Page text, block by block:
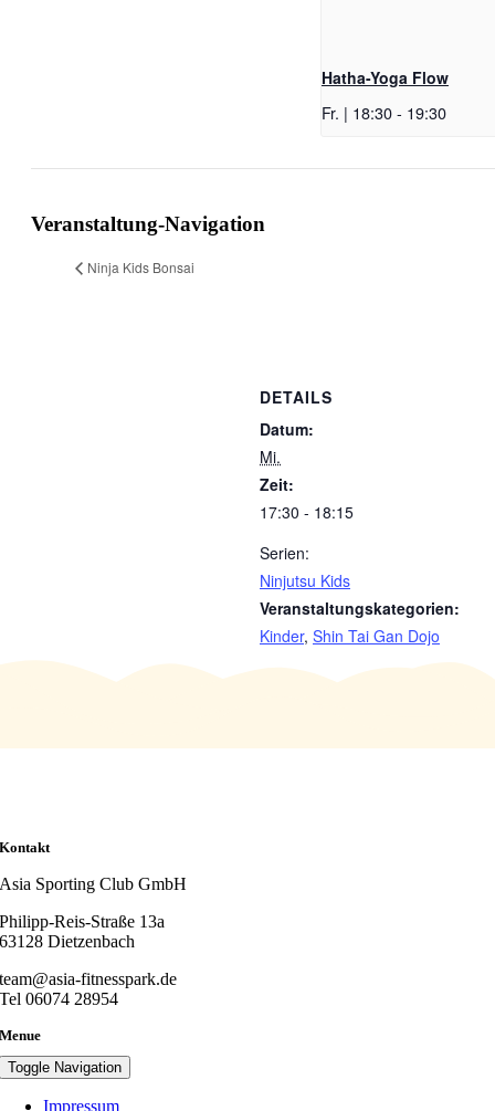
Hatha-Yoga Flow
Fr. | 18:30- 19:30
Veranstaltung-Navigation
Ninja Kids Bonsai
DETAILS
Datum:
Mi.
Zeit:
17:30 - 18:15
Serien:
Ninjutsu Kids
Veranstaltungskategorien:
Kinder, Shin Tai Gan Dojo
Kontakt
Asia Sporting Club GmbH
Philipp-Reis-Straße 13a
63128 Dietzenbach
team@asia-fitnesspark.de
Tel 06074 28954
Menue
Toggle Navigation
Impressum